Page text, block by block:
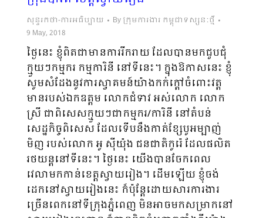
សុន្ទរកថា-ការអធិប្បាយ By ក្រុមការងារ កម្ពុជាទស្សនៈថ្មី
9 May, 2018
ថ្ងៃនេះ ខ្ញុំពិតជាមានការរីករាយ ដែលបានមកជួបជុំ
ក្មួយៗកម្មករ កម្មការិនី នៅទីនេះ។ ក្នុងឱកាសនេះ ខ្ញុំ
សូមសំដែងនូវការស្វាគមន៍យ៉ាងកក់ក្ដៅចំពោះវត្ត
មានរបស់ឯកឧត្តម លោកជំទាវ អស់លោក លោក
ស្រី​ ជាពិសេស​ក្មួយៗជាកម្មករ/ការិនី នៅតំបន់
សេដ្ឋកិច្ចពិសេស ដែលទើបនឹងកាត់ខ្សែបូអម្បាញ់​
មិញ របស់លោក អូ ស៊ីយ៉ុង ជនជាតិកូរ៉េ ដែលផលិត
រថយន្តនៅទីនេះ។ ថ្ងៃនេះ យើងបានចែកពេល
វេលាមកកាន់ខេត្តស្វាយរៀង។ ដើមឡើយ ខ្ញុំចង់
ដេកនៅស្វាយរៀងនេះ ក៏ប៉ុន្តែដោយសារការងារ
ច្រើនពេកនៅទីក្រុងភ្នំពេញ មិនអាចមកសម្រាកនៅ